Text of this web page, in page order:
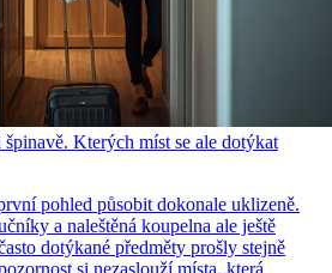
Kterých míst se ale dotýkat
pohled působit dokonale uklizeně.
a naleštěná koupelna ale ještě
dotýkané předměty prošly stejně
si nezaslouží místa, která